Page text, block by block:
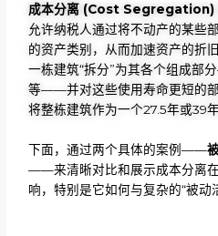
成本分离 (Cost Segregation)
允许纳税人通过将不动产的某些
的资产类别，从而加速资产的折
一栋建筑“拆分”为其各个组成部
等——并对这些使用寿命更短的
将整栋建筑作为一个27.5年或39
下面，通过两个具体的案例——
——来清晰对比和展示成本分离
响，特别是它如何与复杂的“被动